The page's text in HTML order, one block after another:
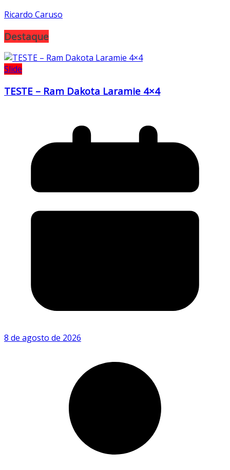
Ricardo Caruso
Destaque
Slide
TESTE – Ram Dakota Laramie 4×4
8 de agosto de 2026